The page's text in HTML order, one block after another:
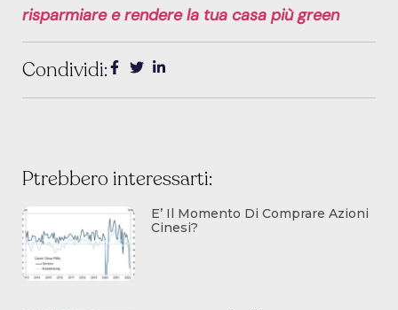
risparmiare e rendere la tua casa più green
Condividi:
Ptrebbero interessarti:
E’ Il Momento Di Comprare Azioni
Cinesi?